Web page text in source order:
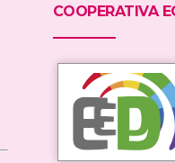
COOPERATIVA